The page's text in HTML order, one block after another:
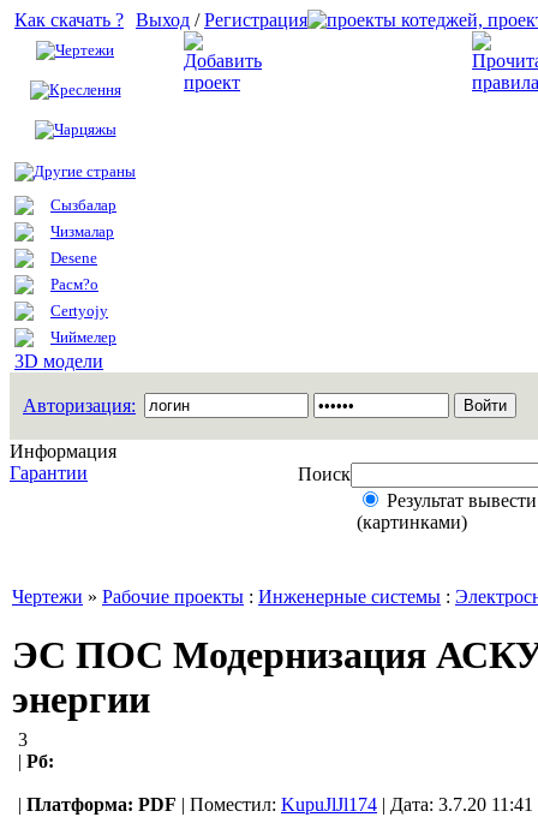
Как скачать ?
Чертежи
Креслення
Чарцяжы
Другие страны
Сызбалар
Чизмалар
Desene
Расм?о
Certyojy
Чиймелер
3D модели
Выход /Регистрация
Авторизация:
Информация
Гарантии
Поиск
Результат
(картинками)
Чертежи » Рабочие проекты : Инженерные системы :
ЭС ПОС Модернизация
энергии
3
| Рб:
| Платформа: PDF | Поместил: KupuJlJl174 | Дата: 3.7.20